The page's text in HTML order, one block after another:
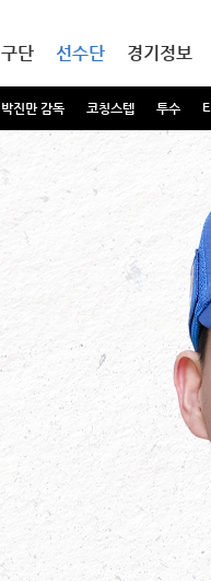
구단 선수단
박진만 감독 코칭스텝 투수
경기정보